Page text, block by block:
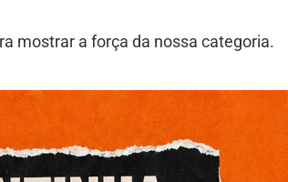
mostrar a força da nossa categoria.